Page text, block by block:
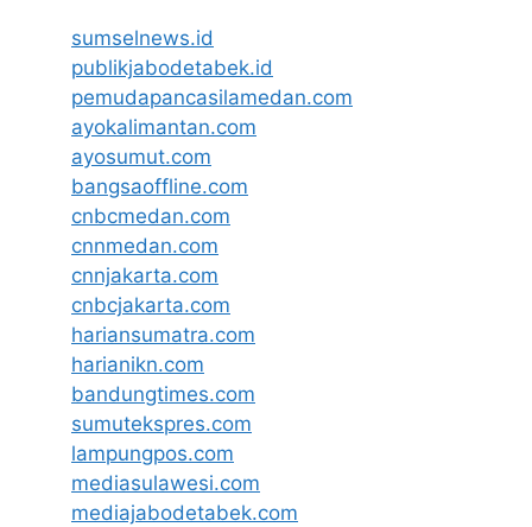
sumselnews.id
publikjabodetabek.id
pemudapancasilamedan.com
ayokalimantan.com
ayosumut.com
bangsaoffline.com
cnbcmedan.com
cnnmedan.com
cnnjakarta.com
cnbcjakarta.com
hariansumatra.com
harianikn.com
bandungtimes.com
sumutekspres.com
lampungpos.com
mediasulawesi.com
mediajabodetabek.com